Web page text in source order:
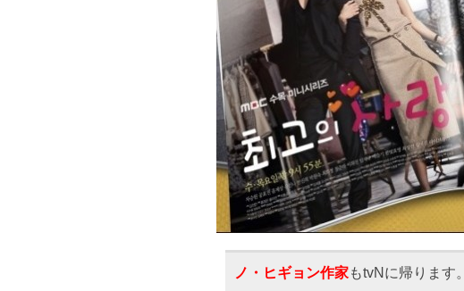
ノ・ヒギョン作家もtvNに帰ります。